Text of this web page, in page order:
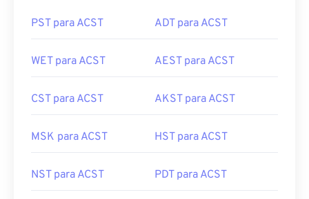
PST para ACST ADT para ACST
WET para ACST AEST para ACST
CST para ACST AKST para ACST
MSK para ACST HST para ACST
NST para ACST PDT para ACST